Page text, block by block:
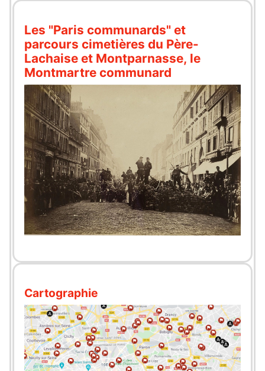
Les "Paris communards" et
parcours cimetières du Père-
Lachaise et Montparnasse, le
Montmartre communard
Cartographie